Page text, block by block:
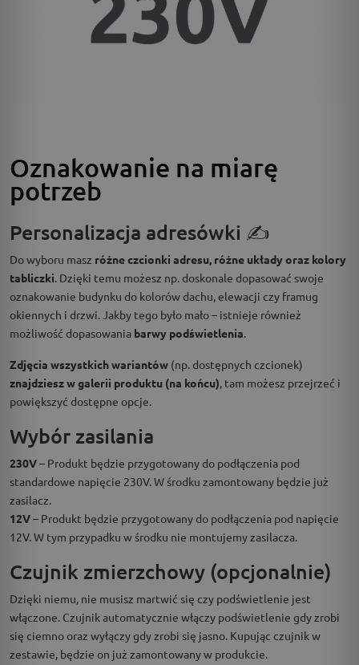
Oznakowanie na miarę
potrzeb
Personalizacja adresówki ✍️
Do wyboru masz różne czcionki adresu, różne układy oraz kolory
tabliczki. Dzięki temu możesz np. doskonale dopasować swoje
oznakowanie budynku do kolorów dachu, elewacji czy framug
okiennych i drzwi. Jakby tego było mało – istnieje również
możliwość dopasowania barwy podświetlenia.
Zdjęcia wszystkich wariantów (np. dostępnych czcionek)
znajdziesz w galerii produktu (na końcu), tam możesz przejrzeć i
powiększyć dostępne opcje.
Wybór zasilania
230V– Produkt będzie przygotowany do podłączenia pod
standardowe napięcie 230V. W środku zamontowany będzie już
zasilacz.
12V– Produkt będzie przygotowany do podłączenia pod napięcie
12V. W tym przypadku w środku nie montujemy zasilacza.
Czujnik zmierzchowy (opcjonalnie)
Dzięki niemu, nie musisz martwić się czy podświetlenie jest
włączone. Czujnik automatycznie włączy podświetlenie gdy zrobi
się ciemno oraz wyłączy gdy zrobi się jasno. Kupując czujnik w
zestawie, będzie on już zamontowany w produkcie.